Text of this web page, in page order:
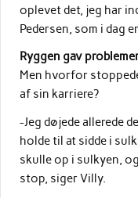
oplevet det, jeg har
Pedersen, som i dag
Ryggen gav
Men hvorfor
af sin karriere?
-Jeg døjede allerede
holde til at sidde i
skulle op i sulkyen,
stop, siger Villy.